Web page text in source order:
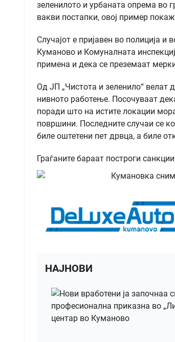
зеленилото и урбаната опрема во
вакви постапки, овој пример
Случајот е пријавен во полиција
Куманово и Комуналната
примена и дека се преземаат
Од ЈП „Чистота и зеленило“ велат
нивното работење. Посочуваат
поради што на истите локации
површини. Последните случаи се
биле оштетени пет дрвца, а биле
Граѓаните бараат построги
НАЈНОВИ